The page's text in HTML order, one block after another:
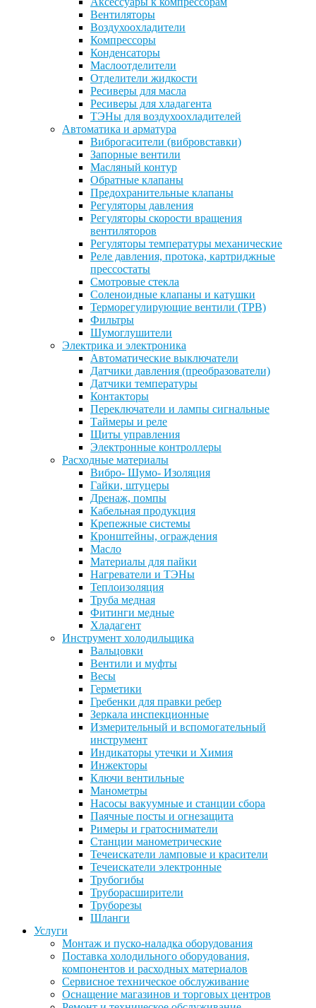
Вентиляторы
Воздухоохладители
Компрессоры
Конденсаторы
Маслоотделители
Отделители жидкости
Ресиверы для масла
Ресиверы для хладагента
ТЭНы для воздухоохладителей
Автоматика и арматура
Виброгасители (вибровставки)
Запорные вентили
Масляный контур
Обратные клапаны
Предохранительные клапаны
Регуляторы давления
Регуляторы скорости вращения
вентиляторов
Регуляторы температуры механические
Реле давления, протока, картриджные
прессостаты
Смотровые стекла
Соленоидные клапаны и катушки
Терморегулирующие вентили (ТРВ)
Фильтры
Шумоглушители
Электрика и электроника
Автоматические выключатели
Датчики давления (преобразователи)
Датчики температуры
Контакторы
Переключатели и лампы сигнальные
Таймеры и реле
Щиты управления
Электронные контроллеры
Расходные материалы
Вибро- Шумо- Изоляция
Гайки, штуцеры
Дренаж, помпы
Кабельная продукция
Крепежные системы
Кронштейны, ограждения
Масло
Материалы для пайки
Нагреватели и ТЭНы
Теплоизоляция
Труба медная
Фитинги медные
Хладагент
Инструмент холодильщика
Вальцовки
Вентили и муфты
Весы
Герметики
Гребенки для правки ребер
Зеркала инспекционные
Измерительный и вспомогательный
инструмент
Индикаторы утечки и Химия
Инжекторы
Ключи вентильные
Манометры
Насосы вакуумные и станции сбора
Паячные посты и огнезащита
Римеры и гратосниматели
Станции манометрические
Течеискатели ламповые и красители
Течеискатели электронные
Трубогибы
Труборасширители
Труборезы
Шланги
Услуги
Монтаж и пуско-наладка оборудования
Поставка холодильного оборудования,
компонентов и расходных материалов
Сервисное техническое обслуживание
Оснащение магазинов и торговых центров